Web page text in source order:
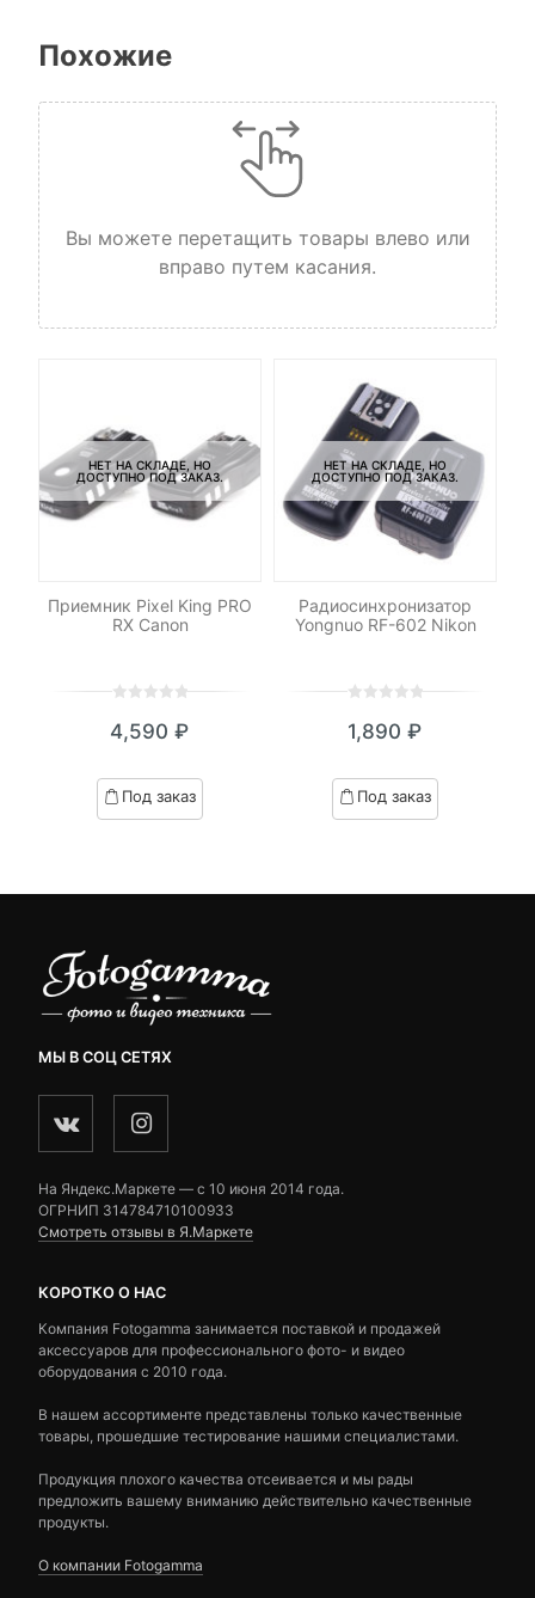
Похожие
Вы можете перетащить товары влево или
вправо путем касания.
НЕТ НА СКЛАДЕ, НО
ДОСТУПНО ПОД ЗАКАЗ.
Приемник Pixel King PRO
RX Canon
out
based
on
4,590 ₽
Под заказ
НЕТ НА СКЛАДЕ, НО
ДОСТУПНО ПОД ЗАКАЗ.
Радиосинхронизатор
Yongnuo RF-602 Nikon
out
based
on
1,890 ₽
Под заказ
МЫ В СОЦ СЕТЯХ
На Яндекс.Маркете — c 10 июня 2014 года.
ОГРНИП 314784710100933
Смотреть отзывы в Я.Маркете
КОРОТКО О НАС
Компания Fotogamma занимается поставкой и продажей
аксессуаров для профессионального фото- и видео
оборудования с 2010 года.
В нашем ассортименте представлены только качественные
товары, прошедшие тестирование нашими специалистами.
Продукция плохого качества отсеивается и мы рады
предложить вашему вниманию действительно качественные
продукты.
О компании Fotogamma